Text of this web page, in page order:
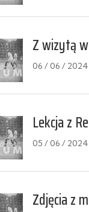
Z wizytą
06 / 06 / 2024
Lekcja z
05 / 06 / 2024
Zdjęcia z